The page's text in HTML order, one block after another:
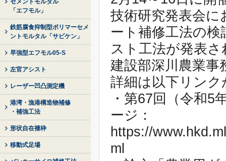
セメントモルタル
「エフモル」
鉄筋腐食抑制型ポリマーセメ
ントモルタル「サビケン」
早強型エフモル05-S
左官アシスト
レーザー凹凸測定機
港湾・漁港構造物補修
・補強工法
形状自在褄枠
移動式足場
技術研究発表会
ート補修工法の
スト工法が発表
建設部深川農業事
詳細は以下リン
・第67回（令和5
ージ：
https://
ml